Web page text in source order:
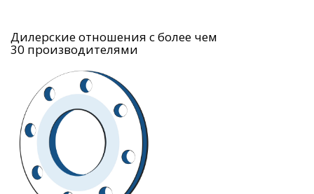
Дилерские отношения с более чем
30 производителями